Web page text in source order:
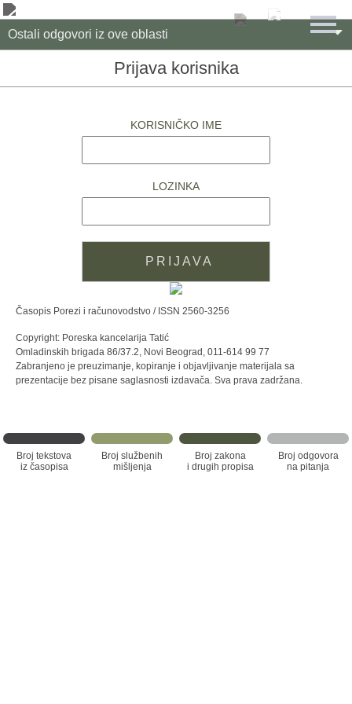
Ostali odgovori iz ove oblasti 
Prijava korisnika
KORISNIČKO IME
LOZINKA
Časopis Porezi i računovodstvo / ISSN 2560-3256
Copyright: Poreska kancelarija Tatić
Omladinskih brigada 86/37.2, Novi Beograd, 011-614 99 77
Zabranjeno je preuzimanje, kopiranje i objavljivanje materijala sa
prezentacije bez pisane saglasnosti izdavača. Sva prava zadržana.
Broj tekstova
iz časopisa
Broj službenih
mišljenja
Broj zakona
i drugih propisa
Broj odgovora
na pitanja